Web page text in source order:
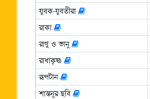
যুবক-যুবতীরা
রাকা
রাণু ও ভানু
রাধাকৃষ্ণ
রূপটান
শান্তনুর ছবি